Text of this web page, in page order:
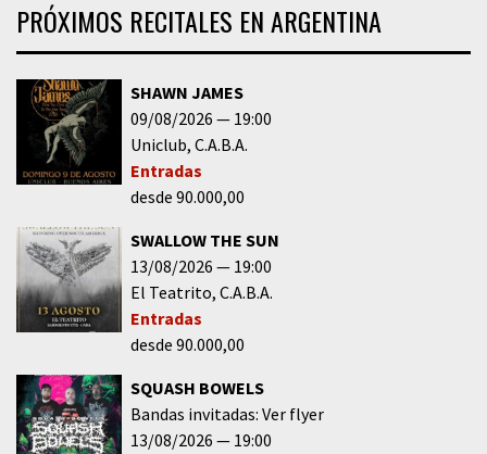
PRÓXIMOS RECITALES EN ARGENTINA
SHAWN JAMES
09/08/2026
19:00
Uniclub C.A.B.A.
Entradas
desde 90.000,00
SWALLOW THE SUN
13/08/2026
19:00
El Teatrito C.A.B.A.
Entradas
desde 90.000,00
SQUASH BOWELS
Bandas invitadas: Ver flyer
13/08/2026
19:00